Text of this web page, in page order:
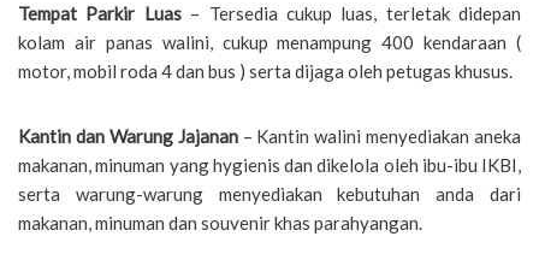
Tempat Parkir Luas– Tersedia cukup luas, terletak didepan
kolam air panas walini, cukup menampung 400 kendaraan (
motor, mobil roda 4 dan bus ) serta dijaga oleh petugas khusus.
Kantin dan Warung Jajanan– Kantin walini menyediakan aneka
makanan, minuman yang hygienis dan dikelola oleh ibu-ibu IKBI,
serta warung-warung menyediakan kebutuhan anda dari
makanan, minuman dan souvenir khas parahyangan.